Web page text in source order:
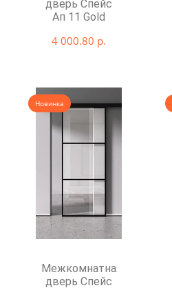
дверь Спейс
Ап 11 Gold
4 000.80 р.
Новинка
Межкомнатная
дверь Спейс